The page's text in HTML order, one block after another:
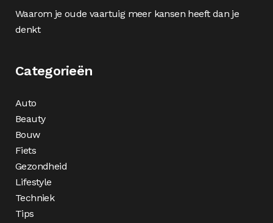
Waarom je oude vaartuig meer kansen heeft dan je
denkt
Categorieën
Auto
Beauty
Bouw
Fiets
Gezondheid
Lifestyle
Techniek
Tips